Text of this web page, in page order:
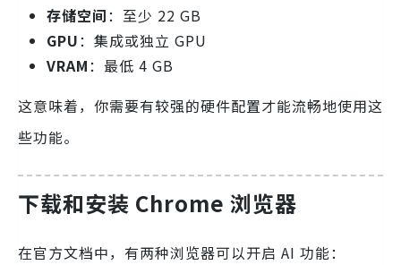
存储空间：至少 22 GB
GPU：集成或独立 GPU
VRAM：最低 4 GB
这意味着，你需要有较强的硬件配置才能流畅地使用这
些功能。
下载和安装 Chrome 浏览器
在官方文档中，有两种浏览器可以开启 AI 功能：